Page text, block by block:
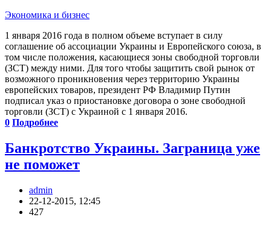
Экономика и бизнес
1 января 2016 года в полном объеме вступает в силу
соглашение об ассоциации Украины и Европейского союза, в
том числе положения, касающиеся зоны свободной торговли
(ЗСТ) между ними. Для того чтобы защитить свой рынок от
возможного проникновения через территорию Украины
европейских товаров, президент РФ Владимир Путин
подписал указ о приостановке договора о зоне свободной
торговли (ЗСТ) с Украиной с 1 января 2016.
0 Подробнее
Банкротство Украины. Заграница уже
не поможет
admin
22-12-2015, 12:45
427